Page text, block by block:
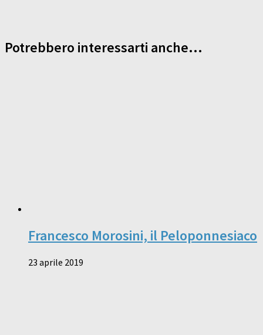
Potrebbero interessarti anche...
Francesco Morosini, il Peloponnesiaco
23 aprile 2019